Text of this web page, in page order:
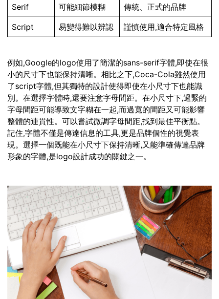
Serif 可能細節模糊 傳統、正式的品牌
Script 易變得難以辨認 謹慎使用,適合特定風格
例如,Google的logo使用了簡潔的sans-serif字體,即使在很
小的尺寸下也能保持清晰。相比之下,Coca-Cola雖然使用
了script字體,但其獨特的設計使得即使在小尺寸下也能識
別。在選擇字體時,還要注意字母間距。在小尺寸下,過緊的
字母間距可能導致文字糊在一起,而過寬的間距又可能影響
整體的連貫性。可以嘗試微調字母間距,找到最佳平衡點。
記住,字體不僅是傳達信息的工具,更是品牌個性的視覺表
現。選擇一個既能在小尺寸下保持清晰,又能準確傳達品牌
形象的字體,是logo設計成功的關鍵之一。